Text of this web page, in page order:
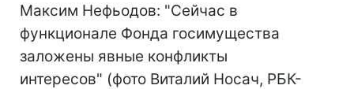
Максим Нефьодов: "Сейчас в
функционале Фонда госимущества
заложены явные конфликты
интересов" (фото Виталий Носач, РБК-